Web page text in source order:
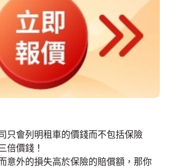
只會列明租車的價錢而不包括保險
倍價錢！
意外的損失高於保險的賠償額，那你